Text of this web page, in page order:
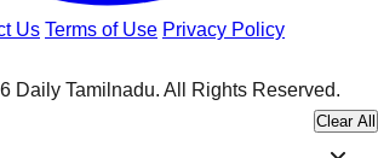
Us Terms of Use Privacy Policy
Daily Tamilnadu. All Rights Reserved.
Clear All